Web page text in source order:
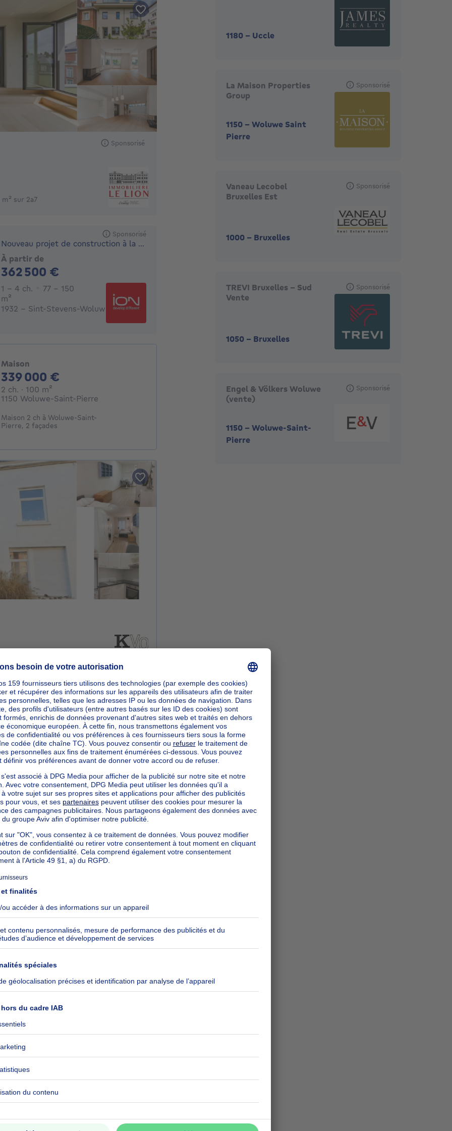
Sponsorisé
sur 2a7
Sponsorisé
Nouveau projet de construction à la frontière avec Kraain...
À partir de
362 500 €
1 - 4 Chambres
1 - 4 ch.
77 - 150
m²
1932 - Sint-Stevens-Woluwe
Maison
339 000 €
2 ch. 2 chambres
· 100 m²
1150 Woluwe-Saint-Pierre
Maison 2 ch à Woluwe-Saint-
Pierre, 2 façades
1180 - Uccle
La Maison Properties
Group
1150 - Woluwe Saint
Pierre
Sponsorisé
Vaneau Lecobel
Bruxelles Est
1000 - Bruxelles
Sponsorisé
TREVI Bruxelles - Sud
Vente
1050 - Bruxelles
Sponsorisé
Engel & Völkers Woluwe
(vente)
1150 - Woluwe-Saint-
Pierre
Sponsorisé